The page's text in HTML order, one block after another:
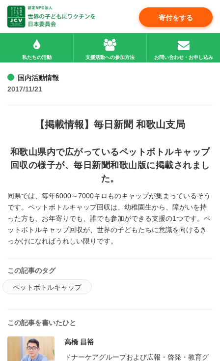
寄付をする
私たちの活動 支援活動への参加方法 お問い合わせ・お申し込み
国内活動情報
2017/11/21
【掲載情報】毎日新聞 和歌山支局
和歌山県内で広がっているペットボトルキャップ
回収の様子が、毎日新聞和歌山版に掲載されまし
た。
同県では、毎年6000～7000キロものキャップが集まっているそう
です。ペットボトルキャップ回収は、幼稚園生から、障がいを持
った方も、お年寄りでも、誰でも参加ができる支援の1つです。ペ
ットボトルキャップ回収が、世界の子どもたちに意識を向けるき
っかけになればうれしい限りです。
この記事のタグ
ペットボトルキャップ
この記事を書いたひと
高橋 昌裕
ドナーケアグループおよび広報・啓発・教育グ